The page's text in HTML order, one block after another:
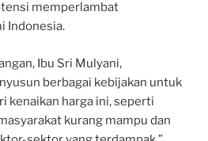
memperlambat
Indonesia.
Ibu Sri Mulyani,
berbagai kebijakan untuk
kenaikan harga ini, seperti
kurang mampu dan